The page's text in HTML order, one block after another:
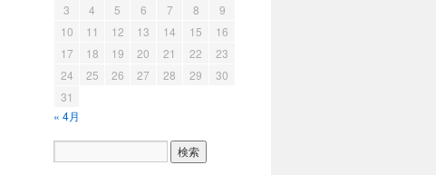
3
4 5 6 7 8
9
10
11 12 13 14 15
16
17
18 19 20 21 22
23
24
25 26 27 28 29
30
31
« 4月